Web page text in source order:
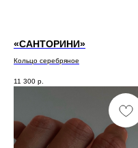
«САНТОРИНИ»
Кольцо серебряное
11 300 р.